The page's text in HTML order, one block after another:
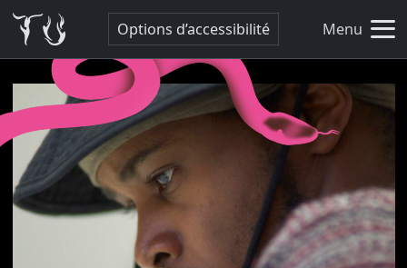
Options d’accessibilité Menu